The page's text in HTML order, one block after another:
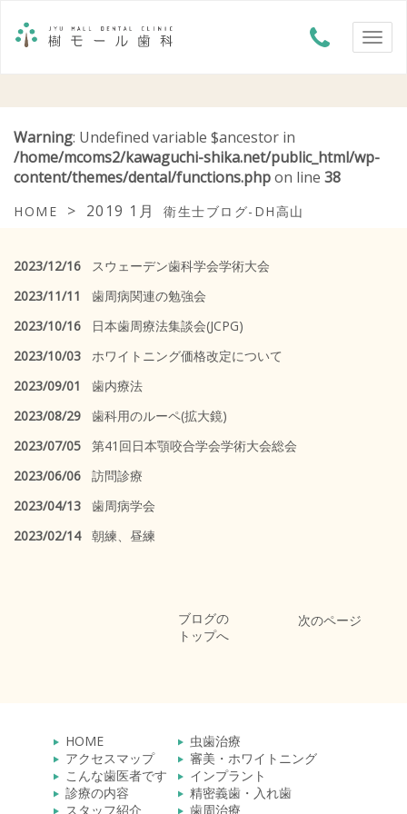
Warning: Undefined variable $ancestor in
/home/mcoms2/kawaguchi-shika.net/public_html/wp-
content/themes/dental/functions.phpon line 38
HOME > 2019 1月 衛生士ブログ-DH高山
2023/12/16 スウェーデン歯科学会学術大会
2023/11/11
歯周病関連の勉強会
2023/10/16 日本歯周療法集談会(JCPG)
2023/10/03 ホワイトニング価格改定について
2023/09/01
歯内療法
2023/08/29 歯科用のルーペ(拡大鏡)
2023/07/05 第41回日本顎咬合学会学術大会総会
2023/06/06 訪問診療
2023/04/13 歯周病学会
2023/02/14朝練、昼練
ブログの
トップへ
次のページ
HOME
アクセスマップ
こんな歯医者です
診療の内容
スタッフ紹介
虫歯治療
審美・ホワイトニング
インプラント
精密義歯・入れ歯
歯周治療